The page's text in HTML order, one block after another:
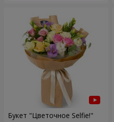
Букет "Цветочное Selfie!"